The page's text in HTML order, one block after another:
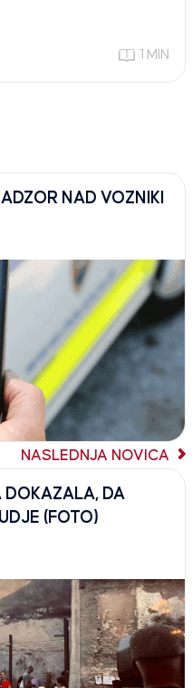
1 MIN
NAD VOZNIKI
NASLEDNJA NOVICA
DOKAZALA, DA
(FOTO)